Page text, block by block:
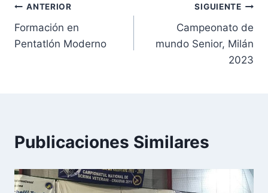
ANTERIOR
Formación en
Pentatlón Moderno
SIGUIENTE
Campeonato de
mundo Senior, Milán
2023
Publicaciones Similares